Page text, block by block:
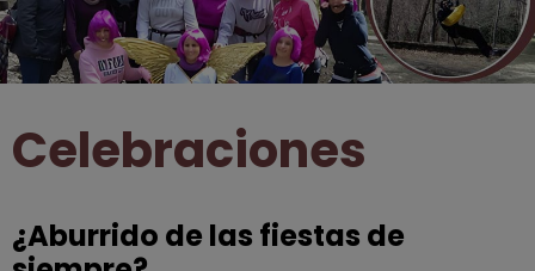
Celebraciones
¿Aburrido de las fiestas de